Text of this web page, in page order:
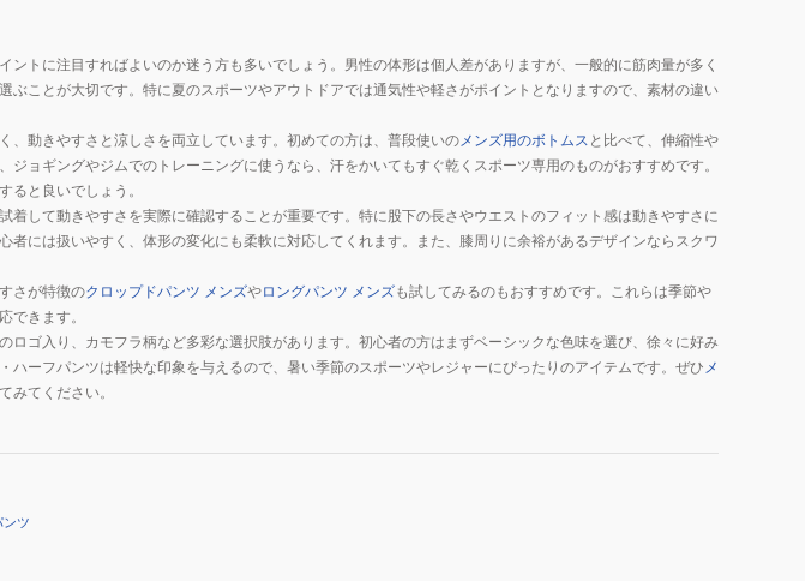
トに注目すればよいのか迷う方も多いでしょう。男性の体形は個人差がありますが、一般的に筋肉量が多く
ぶことが大切です。特に夏のスポーツやアウトドアでは通気性や軽さがポイントとなりますので、素材の違い
、動きやすさと涼しさを両立しています。初めての方は、普段使いの メンズ用のボトムス と比べて、伸縮性や
ョギングやジムでのトレーニングに使うなら、汗をかいてもすぐ乾くスポーツ専用のものがおすすめです。
ると良いでしょう。
着して動きやすさを実際に確認することが重要です。特に股下の長さやウエストのフィット感は動きやすさに
には扱いやすく、体形の変化にも柔軟に対応してくれます。また、膝周りに余裕があるデザインならスクワ
さが特徴のクロップドパンツ メンズやロングパンツ メンズも試してみるのもおすすめです。これらは季節や
できます。
ロゴ入り、カモフラ柄など多彩な選択肢があります。初心者の方はまずベーシックな色味を選び、徐々に好み
ーフパンツは軽快な印象を与えるので、暑い季節のスポーツやレジャーにぴったりのアイテムです。ぜひ メ
みてください。
ンツ